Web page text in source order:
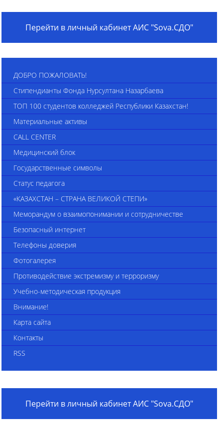
Перейти в личный кабинет АИС "Sova.СДО"
ДОБРО ПОЖАЛОВАТЬ!
Стипендианты Фонда Нурсултана Назарбаева
ТОП 100 студентов колледжей Республики Казахстан!
Материальные активы
CALL CENTER
Медицинский блок
Государственные символы
Статус педагога
«КАЗАХСТАН – СТРАНА ВЕЛИКОЙ СТЕПИ»
Меморандум о взаимопонимании и сотрудничестве
Безопасный интернет
Телефоны доверия
Фотогалерея
Противодействие экстремизму и терроризму
Учебно-методическая продукция
Внимание!
Карта сайта
Контакты
RSS
Перейти в личный кабинет АИС "Sova.СДО"